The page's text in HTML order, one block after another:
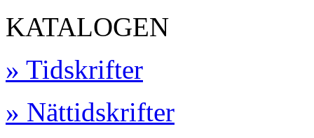
KATALOGEN
» Tidskrifter
» Nättidskrifter